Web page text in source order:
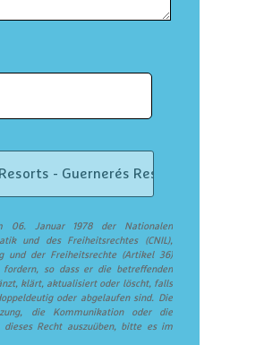
06. Januar 1978 der Nationalen
und des Freiheitsrechtes (CNIL),
und der Freiheitsrechte (Artikel 36)
fordern, so dass er die betreffenden
klärt, aktualisiert oder löscht, falls
oder abgelaufen sind. Die
die Kommunikation oder die
dieses Recht auszuüben, bitte es im